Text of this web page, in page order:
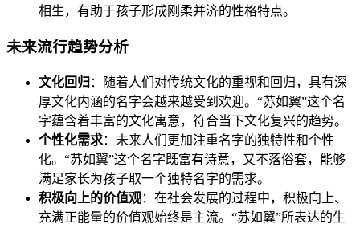
相生，有助于孩子形成刚柔并济的性格特点。
未来流行趋势分析
文化回归 ：随着人们对传统文化的重视和回归，具有深
厚文化内涵的名字会越来越受到欢迎。“苏如翼”这个名
字蕴含着丰富的文化寓意，符合当下文化复兴的趋势。
个性化需求：未来人们更加注重名字的独特性和个性
化。“苏如翼”这个名字既富有诗意，又不落俗套，能够
满足家长为孩子取一个独特名字的需求。
积极向上的价值观：在社会发展的过程中，积极向上、
充满正能量的价值观始终是主流。“苏如翼”所表达的生